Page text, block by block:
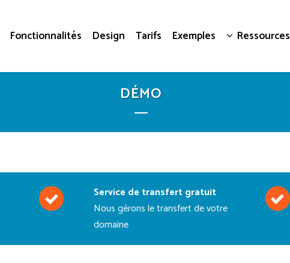
Fonctionnalités Design Tarifs Exemples Ressources
DÉMO
Service de transfert gratuit
Nous gérons le transfert de votre
domaine